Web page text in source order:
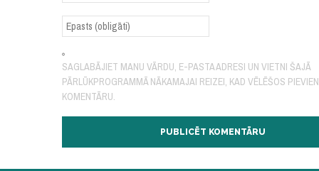
SAGLABĀJIET MANU VĀRDU, E-PASTA ADRESI UN VIETNI ŠAJĀ
PĀRLŪKPROGRAMMĀ NĀKAMAJAI REIZEI, KAD VĒLĒŠOS
KOMENTĀRU.